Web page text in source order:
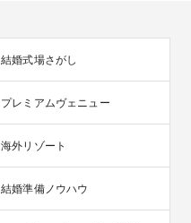
結婚式場さがし
プレミアムヴェニュー
海外リゾート
結婚準備ノウハウ